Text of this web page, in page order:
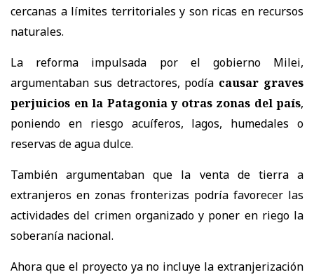
cercanas a límites territoriales y son ricas en recursos
naturales.
La reforma impulsada por el gobierno Milei,
argumentaban sus detractores, podía causar graves
perjuicios en la Patagonia y otras zonas del país,
poniendo en riesgo acuíferos, lagos, humedales o
reservas de agua dulce.
También argumentaban que la venta de tierra a
extranjeros en zonas fronterizas podría favorecer las
actividades del crimen organizado y poner en riego la
soberanía nacional.
Ahora que el proyecto ya no incluye la extranjerización